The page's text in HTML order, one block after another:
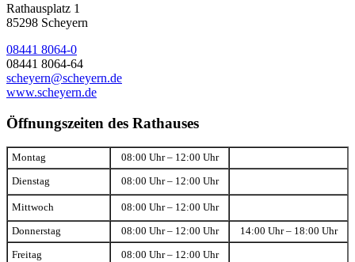
Rathausplatz 1
85298 Scheyern
08441 8064-0
08441 8064-64
scheyern@scheyern.de
www.scheyern.de
Öffnungszeiten des Rathauses
Montag 08:00 Uhr – 12:00 Uhr
Dienstag 08:00 Uhr – 12:00 Uhr
Mittwoch 08:00 Uhr – 12:00 Uhr
Donnerstag 08:00 Uhr – 12:00 Uhr 14:00 Uhr – 18:00 Uhr
Freitag 08:00 Uhr – 12:00 Uhr